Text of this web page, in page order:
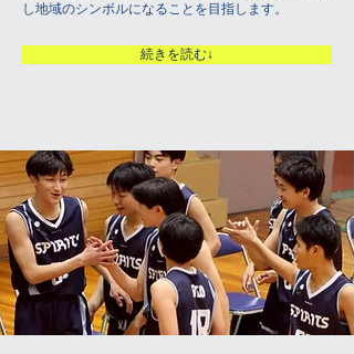
し地域のシンボルになることを目指します。
続きを読む↓